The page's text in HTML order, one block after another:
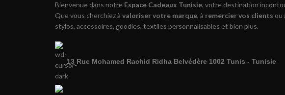
Bienvenue dans notre Espace Cadeaux Tunisie, votre destination
Que vous cherchiez à valoriser votre marque, à remercier vos clients ou
stylos, accessoires, goodies, textiles personnalisables et bien plus.
13 Rue Mohamed Rachid Ridha Belvédère 1002 Tunis - Tunisie